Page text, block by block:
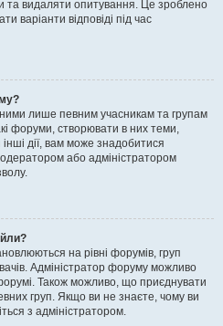
та видаляти опитування. Це зроблено
варіанти відповіді під час
лише певним учасникам та групам
форуми, створювати в них теми,
дії, вам може знадобитися
або адміністратором
на рівні форумів, груп
Адміністратор форуму можливо
Також можливо, що приєднувати
груп. Якщо ви не знаєте, чому ви
з адміністратором.